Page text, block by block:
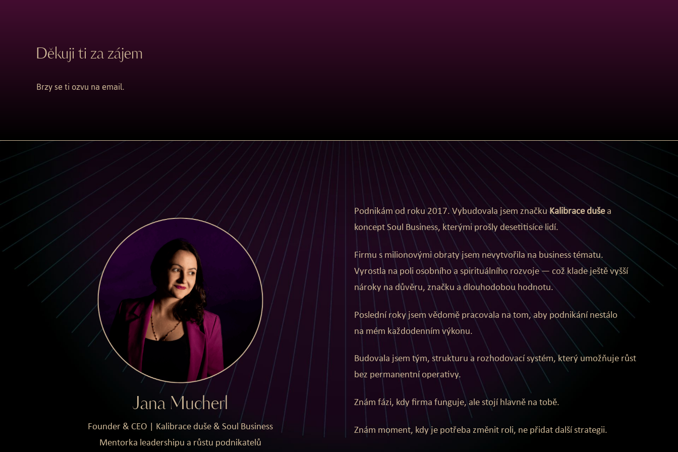
Děkuji ti za zájem
Brzy se ti ozvu na email.
Jana Mucherl
Founder & CEO | Kalibrace duše & Soul Business
Mentorka leadershipu a růstu podnikatelů
Podnikám od roku 2017. Vybudovala jsem značku Kalibrace dušea
koncept Soul Business, kterými prošly desetitisíce lidí.
Firmu s milionovými obraty jsem nevytvořila na business tématu.
Vyrostla na poli osobního a spirituálního rozvoje — což klade ještě vyšší
nároky na důvěru, značku a dlouhodobou hodnotu.
Poslední roky jsem vědomě pracovala na tom, aby podnikání nestálo
na mém každodenním výkonu.
Budovala jsem tým, strukturu a rozhodovací systém, který umožňuje růst
bez permanentní operativy.
Znám fázi, kdy firma funguje, ale stojí hlavně na tobě.
Znám moment, kdy je potřeba změnit roli, ne přidat další strategii.